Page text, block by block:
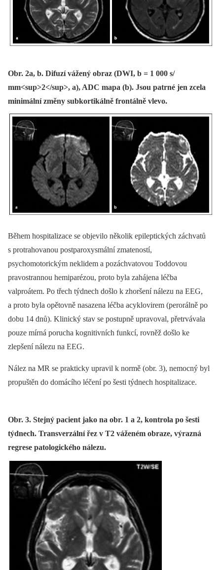
Obr. 2a, b. Difuzí vážený obraz (DWI, b = 1 000 s/
mm<sup>2</sup>, a), ADC mapa (b). Jsou patrné jen zcela
minimální změny subkortikálně frontálně vlevo.
Během hospitalizace se objevilo několik epileptických záchvatů
s protrahovanou postparoxysmální zmateností,
psychomotorickým neklidem a pozáchvatovou Toddovou
pravostrannou hemiparézou, proto byla zahájena léčba
valproátem. Po třech týdnech došlo k zhoršení nálezu na EEG,
a proto byla opětovně nasazena léčba acyklovirem (perorálně po
dobu 14 dnů). Klinický stav se postupně upravoval, přetrvávala
pouze mírná porucha kognitivních funkcí, rovněž došlo ke
zlepšení nálezu na EEG.
Nález na MR se prakticky upravil k normě (obr. 3), nemocný byl
propuštěn do domácího léčení po šesti týdnech hospitalizace.
Obr. 3. Stejný pacient jako na obr. 1 a 2, kontrola po šesti
týdnech. Transverzální řez v T2 váženém obraze, výrazná
regrese patologického nálezu.